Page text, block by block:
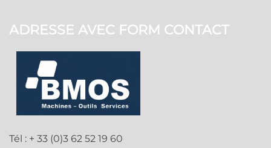
ADRESSE AVEC FORM CONTACT
Tél : + 33 (0)3 62 52 19 60